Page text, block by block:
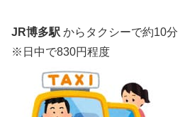
JR博多駅 からタクシーで約10分
※日中で830円程度